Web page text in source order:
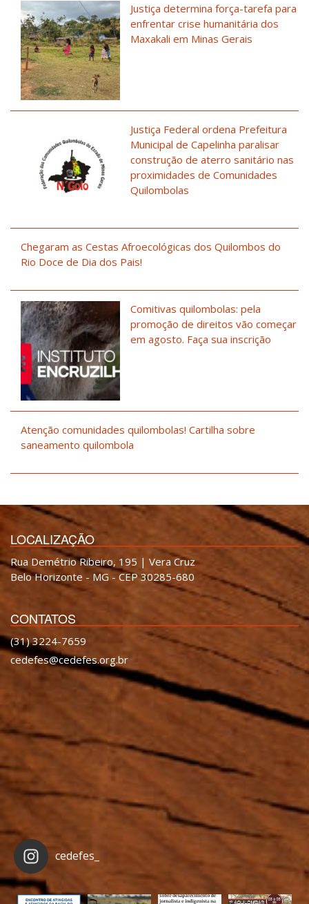
Justiça determina força-tarefa para
enfrentar crise humanitária dos
Maxakali em Minas Gerais
Justiça Federal ordena Prefeitura
Municipal de Capelinha paralisar
construção de aterro sanitário nas
proximidades de Comunidades
Quilombolas
Chegaram as Cestas Afroecológicas dos Quilombos do
Rio Doce de Dia dos Pais!
Comitivas quilombolas: pela
promoção de direitos vão começar
em agosto. Faça sua inscrição
Atenção comunidades quilombolas! Cartilha sobre
saneamento quilombola
LOCALIZAÇÃO
Rua Demétrio Ribeiro, 195 | Vera Cruz
Belo Horizonte - MG - CEP 30285-680
CONTATOS
(31) 3224-7659
cedefes@cedefes.org.br
cedefes_